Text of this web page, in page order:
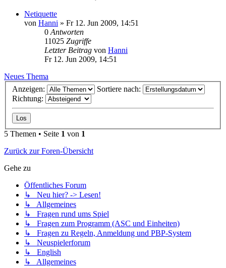
Netiquette
von Hanni » Fr 12. Jun 2009, 14:51
0 Antworten
11025 Zugriffe
Letzter Beitrag von Hanni
Fr 12. Jun 2009, 14:51
Neues Thema
Anzeigen:
Sortiere nach:
Richtung:
5 Themen • Seite 1 von 1
Zurück zur Foren-Übersicht
Gehe zu
Öffentliches Forum
↳ Neu hier? -> Lesen!
↳ Allgemeines
↳ Fragen rund ums Spiel
↳ Fragen zum Programm (ASC und Einheiten)
↳ Fragen zu Regeln, Anmeldung und PBP-System
↳ Neuspielerforum
↳ English
↳ Allgemeines